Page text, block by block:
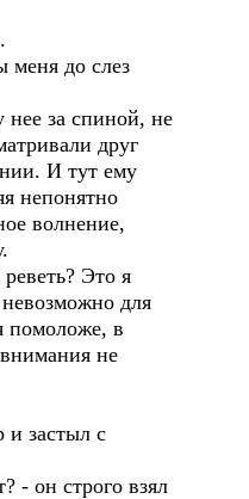
до слез
за спиной, не
друг
И тут ему
непонятно
волнение,
Это я
для
помоложе, в
не
застыл с
- он строго взял